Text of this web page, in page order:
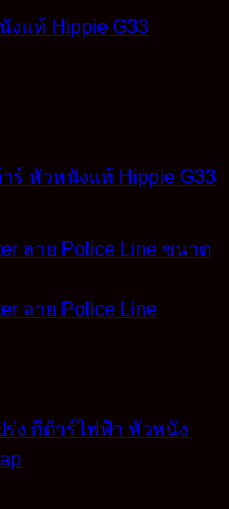
าร์ หัวหนังแท้ Hippie G33
ร่ง กีต้าร์ไฟฟ้า หัวหนัง